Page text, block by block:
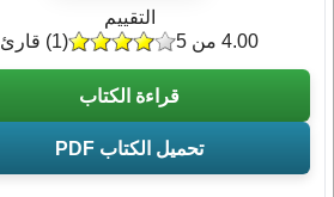
التقييم
(
1) قارئ 4.00 من 5
قراءة الكتاب
تحميل الكتاب PDF